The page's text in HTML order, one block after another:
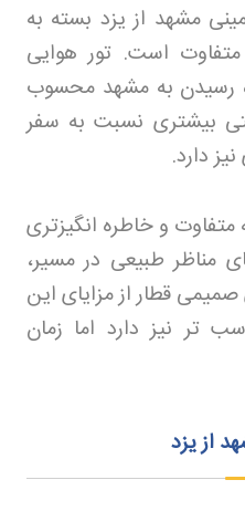
مشهد از یزد بسته به
است. تور هوایی
رسیدن به مشهد محسوب
بیشتری نسبت به سفر
دارد.
متفاوت و خاطره انگیزتری
مناظر طبیعی در مسیر،
قطار از مزایای این
تر نیز دارد اما زمان
از یزد